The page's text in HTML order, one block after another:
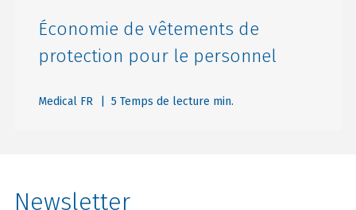
Économie de vêtements de
protection pour le personnel
Medical FR | 5 Temps de lecture min.
Newsletter